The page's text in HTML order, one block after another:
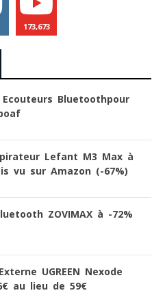
173,673
Bluetoothpour
Lefant M3 Max à
vu sur Amazon (-67%)
ZOVIMAX à -72%
UGREEN Nexode
au lieu de 59€